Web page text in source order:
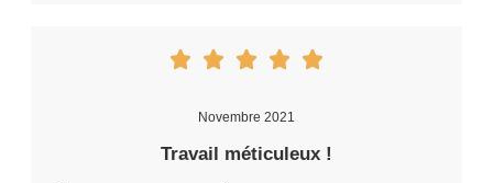
Novembre 2021
Travail méticuleux !